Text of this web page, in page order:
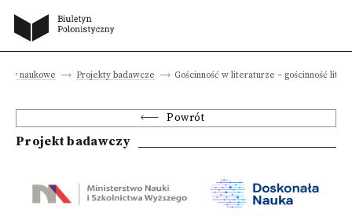
naukowe Projekty badawcze Gościnność w literaturze – gościnność
Powrót
Projekt badawczy